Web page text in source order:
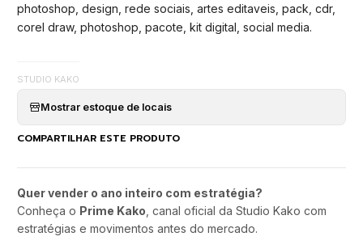
photoshop, design, rede sociais, artes editaveis, pack, cdr,
corel draw, photoshop, pacote, kit digital, social media.
STUDIO KAKO
Mostrar estoque de locais
COMPARTILHAR ESTE PRODUTO
Quer vender o ano inteiro com estratégia?
Conheça o Prime Kako , canal oficial da Studio Kako com
estratégias e movimentos antes do mercado.